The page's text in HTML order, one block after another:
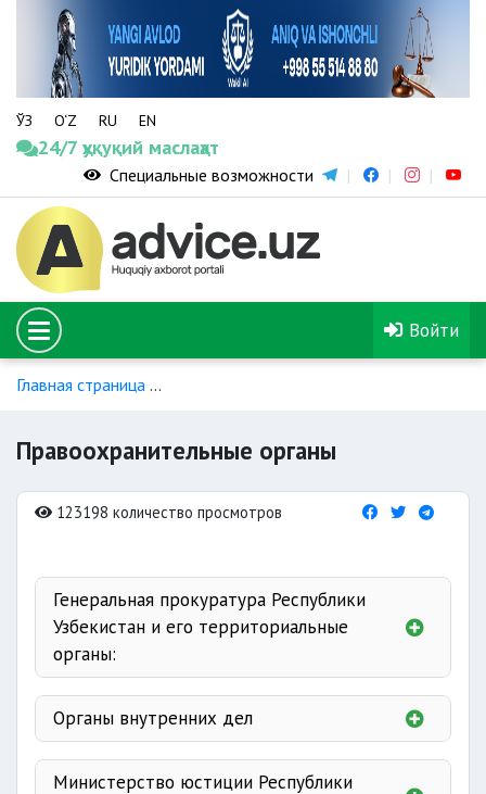
ЎЗ O‘Z RU EN
24/7 ҳуқуқий маслаҳат
Специальные возможности
Войти
Главная страница
Правоохранительные органы
123198 количество просмотров
Генеральная прокуратура Республики
Узбекистан и его территориальные
органы:
осуществляют надзор
Органы внутренних дел
Министерство юстиции Республики